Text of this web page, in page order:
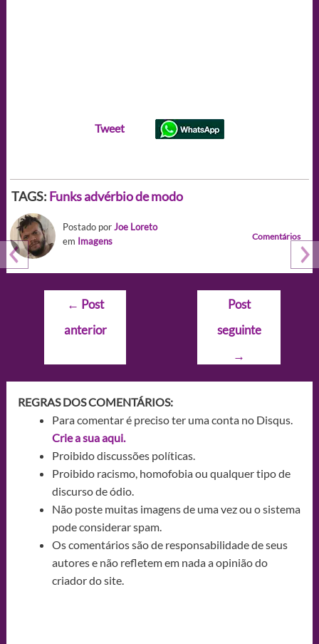
Tweet
TAGS: Funks advérbio de modo
Postado porJoe Loreto
em Imagens Comentários
Navegação
Post
← Post
anterior
Post
seguinte
→
REGRAS DOS COMENTÁRIOS:
Para comentar é preciso ter uma conta no Disqus.
Crie a sua aqui.
Proibido discussões políticas.
Proibido racismo, homofobia ou qualquer tipo de
discurso de ódio.
Não poste muitas imagens de uma vez ou o sistema
pode considerar spam.
Os comentários são de responsabilidade de seus
autores e não refletem em nada a opinião do
criador do site.